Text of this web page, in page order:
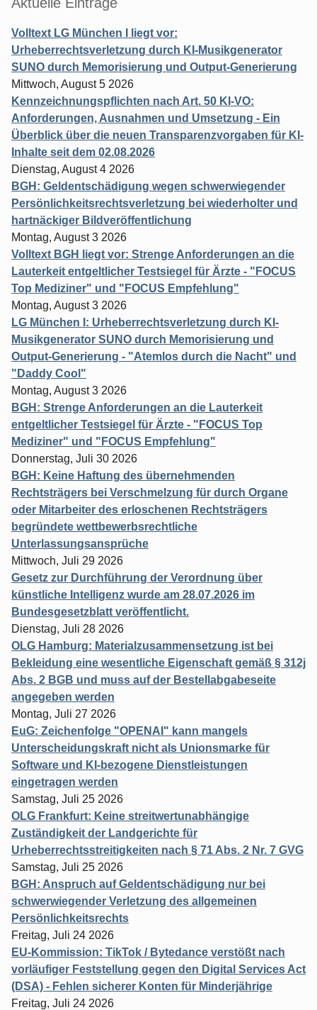
Volltext LG München I liegt vor:
Urheberrechtsverletzung durch KI-Musikgenerator
SUNO durch Memorisierung und Output-Generierung
Mittwoch, August 5 2026
Kennzeichnungspflichten nach Art. 50 KI-VO:
Anforderungen, Ausnahmen und Umsetzung - Ein
Überblick über die neuen Transparenzvorgaben für KI-
Inhalte seit dem 02.08.2026
Dienstag, August 4 2026
BGH: Geldentschädigung wegen schwerwiegender
Persönlichkeitsrechtsverletzung bei wiederholter und
hartnäckiger Bildveröffentlichung
Montag, August 3 2026
Volltext BGH liegt vor: Strenge Anforderungen an die
Lauterkeit entgeltlicher Testsiegel für Ärzte - "FOCUS
Top Mediziner" und "FOCUS Empfehlung"
Montag, August 3 2026
LG München I: Urheberrechtsverletzung durch KI-
Musikgenerator SUNO durch Memorisierung und
Output-Generierung - "Atemlos durch die Nacht" und
"Daddy Cool"
Montag, August 3 2026
BGH: Strenge Anforderungen an die Lauterkeit
entgeltlicher Testsiegel für Ärzte - "FOCUS Top
Mediziner" und "FOCUS Empfehlung"
Donnerstag, Juli 30 2026
BGH: Keine Haftung des übernehmenden
Rechtsträgers bei Verschmelzung für durch Organe
oder Mitarbeiter des erloschenen Rechtsträgers
begründete wettbewerbsrechtliche
Unterlassungsansprüche
Mittwoch, Juli 29 2026
Gesetz zur Durchführung der Verordnung über
künstliche Intelligenz wurde am 28.07.2026 im
Bundesgesetzblatt veröffentlicht.
Dienstag, Juli 28 2026
OLG Hamburg: Materialzusammensetzung ist bei
Bekleidung eine wesentliche Eigenschaft gemäß § 312j
Abs. 2 BGB und muss auf der Bestellabgabeseite
angegeben werden
Montag, Juli 27 2026
EuG: Zeichenfolge "OPENAI" kann mangels
Unterscheidungskraft nicht als Unionsmarke für
Software und KI-bezogene Dienstleistungen
eingetragen werden
Samstag, Juli 25 2026
OLG Frankfurt: Keine streitwertunabhängige
Zuständigkeit der Landgerichte für
Urheberrechtsstreitigkeiten nach § 71 Abs. 2 Nr. 7 GVG
Samstag, Juli 25 2026
BGH: Anspruch auf Geldentschädigung nur bei
schwerwiegender Verletzung des allgemeinen
Persönlichkeitsrechts
Freitag, Juli 24 2026
EU-Kommission: TikTok / Bytedance verstößt nach
vorläufiger Feststellung gegen den Digital Services Act
(DSA) - Fehlen sicherer Konten für Minderjährige
Freitag, Juli 24 2026